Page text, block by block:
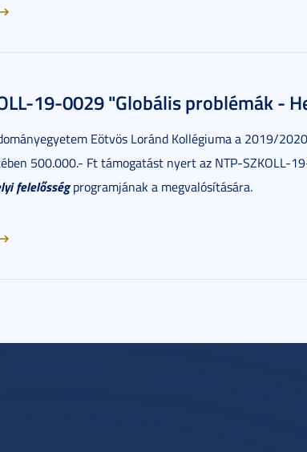
19-0029 "Globális problémák -
Eötvös Loránd Kollégiuma a 2019/
500.000.- Ft támogatást nyert az NTP-SZKOLL-
felelősségprogramjának a megvalósítására.